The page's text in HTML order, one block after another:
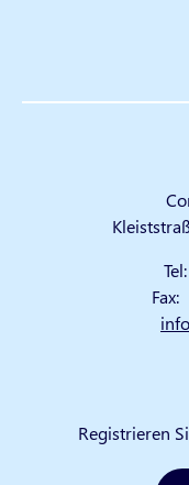
Tel:
Fax:
Registrieren